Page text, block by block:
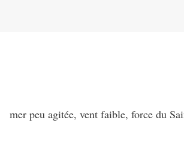
mer peu agitée, vent faible, force du